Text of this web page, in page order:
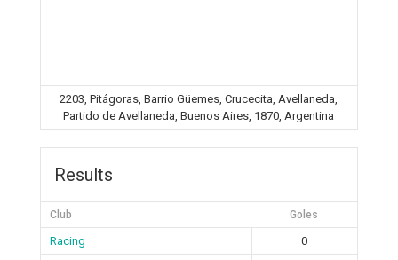
2203, Pitágoras, Barrio Güemes, Crucecita, Avellaneda,
Partido de Avellaneda, Buenos Aires, 1870, Argentina
Results
Club Goles
Racing
0